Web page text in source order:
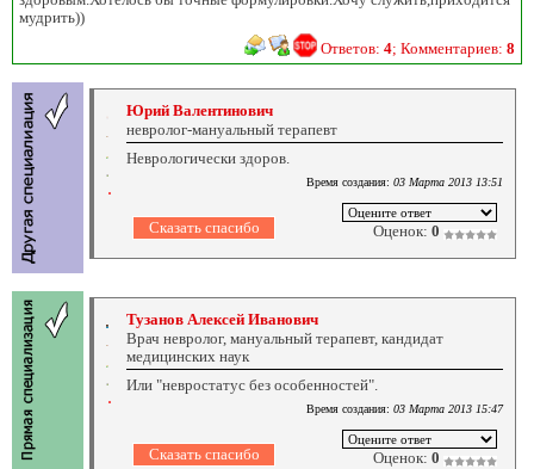
мудрить))
Ответов: 4; Комментариев: 8
Юрий Валентинович
невролог-мануальный терапевт
Неврологически здоров.
Время создания: 03 Марта 2013 13:51
Оценок: 0
Тузанов Алексей Иванович
Врач невролог, мануальный терапевт, кандидат
медицинских наук
Или "невростатус без особенностей".
Время создания: 03 Марта 2013 15:47
Оценок: 0